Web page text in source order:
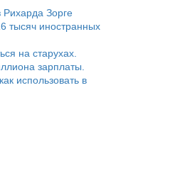
Зорге
тысяч иностранных
на старухах.
зарплаты.
использовать в